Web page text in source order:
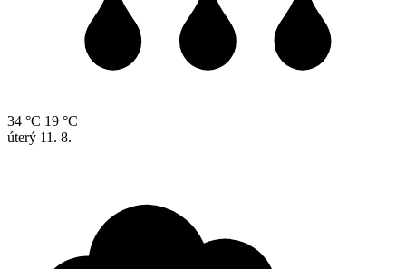
34 °C 19 °C
úterý 11. 8.